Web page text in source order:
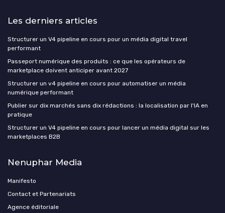
Les derniers articles
Structurer un V4 pipeline en cours pour un média digital travel
performant
Passeport numérique des produits : ce que les opérateurs de
marketplace doivent anticiper avant 2027
Structurer un v4 pipeline en cours pour automatiser un média
numérique performant
Publier sur dix marchés sans dix rédactions : la localisation par l'IA en
pratique
Structurer un V4 pipeline en cours pour lancer un média digital sur les
marketplaces B2B
Nenuphar Media
Manifesto
Contact et Partenariats
Agence éditoriale